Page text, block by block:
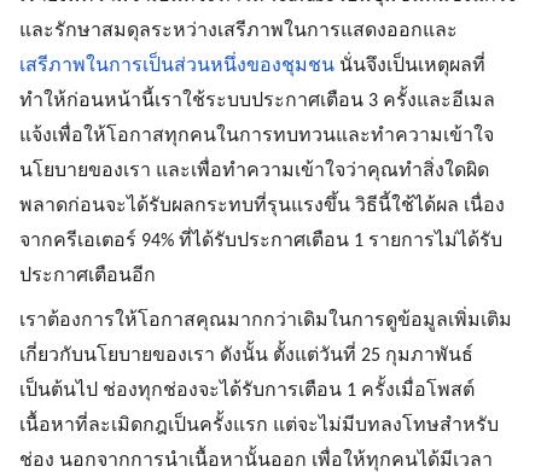
และรักษาสมดุลระหว่างเสรีภาพในการแสดงออกและ
เสรีภาพในการเป็นส่วนหนึ่งของชุมชน นั่นจึงเป็นเหตุผลที่
ทำให้ก่อนหน้านี้เราใช้ระบบประกาศเตือน 3 ครั้งและอีเมล
แจ้งเพื่อให้โอกาสทุกคนในการทบทวนและทำความเข้าใจ
นโยบายของเรา และเพื่อทำความเข้าใจว่าคุณทำสิ่งใดผิด
พลาดก่อนจะได้รับผลกระทบที่รุนแรงขึ้น วิธีนี้ใช้ได้ผล เนื่อง
จากครีเอเตอร์ 94% ที่ได้รับประกาศเตือน 1 รายการไม่ได้รับ
ประกาศเตือนอีก
เราต้องการให้โอกาสคุณมากกว่าเดิมในการดูข้อมูลเพิ่มเติม
เกี่ยวกับนโยบายของเรา ดังนั้น ตั้งแต่วันที่ 25 กุมภาพันธ์
เป็นต้นไป ช่องทุกช่องจะได้รับการเตือน 1 ครั้งเมื่อโพสต์
เนื้อหาที่ละเมิดกฎเป็นครั้งแรก แต่จะไม่มีบทลงโทษสำหรับ
ช่อง นอกจากการนำเนื้อหานั้นออก เพื่อให้ทุกคนได้มีเวลา